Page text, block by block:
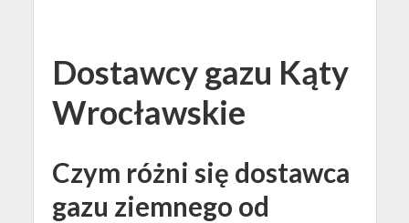
Dostawcy gazu Kąty
Wrocławskie
Czym różni się dostawca
gazu ziemnego od